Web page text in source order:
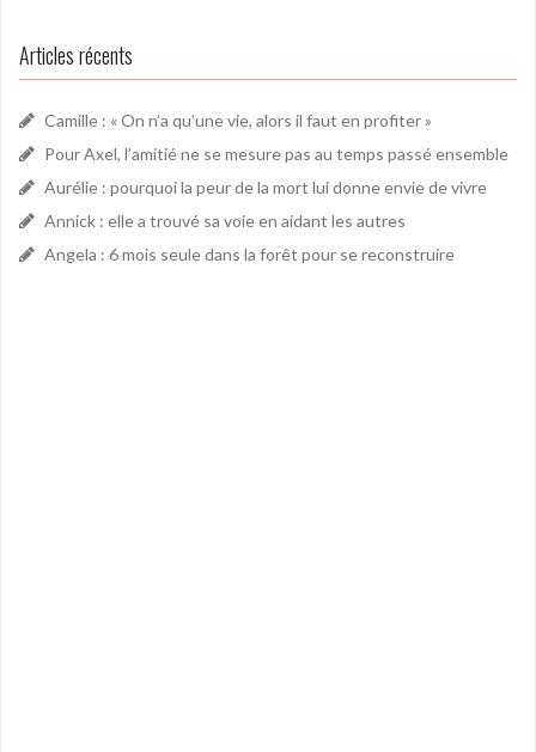
Articles récents
Camille : « On n’a qu’une vie, alors il faut en profiter »
Pour Axel, l’amitié ne se mesure pas au temps passé ensemble
Aurélie : pourquoi la peur de la mort lui donne envie de vivre
Annick : elle a trouvé sa voie en aidant les autres
Angela : 6 mois seule dans la forêt pour se reconstruire